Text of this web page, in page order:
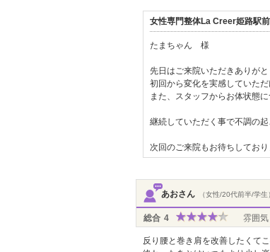
女性専門整体La Creer姫路駅
たまちゃん 様
先日はご来院いただきありが
初回から変化を実感していた
また、スタッフからお体状態
継続していただく事で不調の
次回のご来院もお待ちしてお
あおさん （女性/20代前半/学生
総合 4 雰囲気
反り腰と巻き肩を改善したくて